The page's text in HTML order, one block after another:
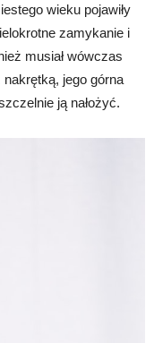
wieku pojawiły
zamykanie i
musiał wówczas
jego górna
ją nałożyć.